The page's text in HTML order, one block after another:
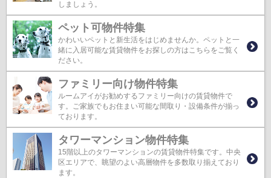
しましょう。
ペット可物件特集
かわいいペットと新生活をはじめませんか。ペットと一
緒に入居可能な賃貸物件をお探しの方はこちらをご覧く
ださい。
ファミリー向け物件特集
ルームアイがお勧めするファミリー向けの賃貸物件で
す。ご家族でもお住まい可能な間取り・設備条件が揃っ
ております。
タワーマンション物件特集
15階以上のタワーマンションの賃貸物件特集です。中央
区エリアで、眺望のよい高層物件を多数取り揃えており
ます。